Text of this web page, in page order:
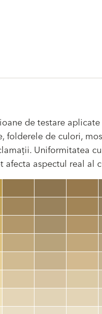
de testare
folderele de culori,
Uniformitatea
afecta aspectul real al
clear